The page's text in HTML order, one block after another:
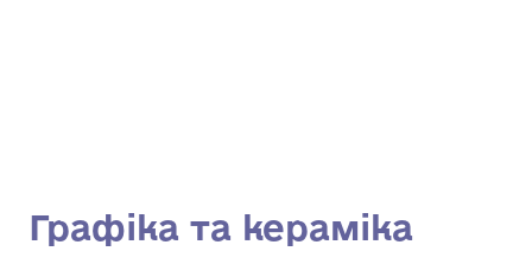
Графіка та кераміка